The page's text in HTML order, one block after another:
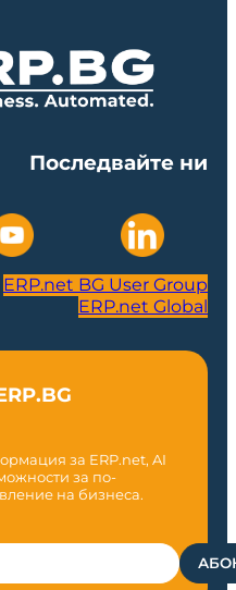
Последвайте ни
ERP.net BG User Group
ERP.net Global
за ERP.net, AI
за по-
на бизнеса.